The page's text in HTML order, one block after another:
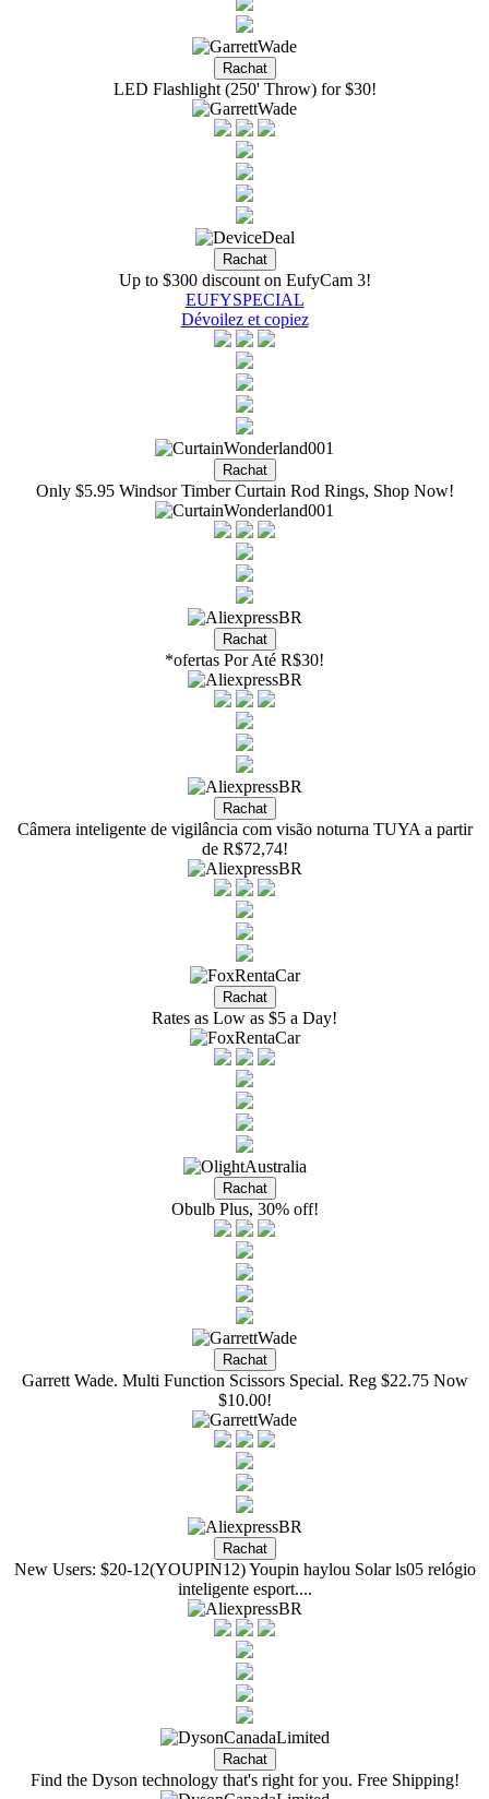
LED Flashlight (250' Throw) for $30!
Up to $300 discount on EufyCam 3!
EUFYSPECIAL
Dévoilez et copiez
Only $5.95 Windsor Timber Curtain Rod Rings, Shop Now!
*ofertas Por Até R$30!
Câmera inteligente de vigilância com visão noturna TUYA a partir
de R$72,74!
Rates as Low as $5 a Day!
Obulb Plus, 30% off!
Garrett Wade. Multi Function Scissors Special. Reg $22.75 Now
$10.00!
New Users: $20-12(YOUPIN12) Youpin haylou Solar ls05 relógio
inteligente esport....
Find the Dyson technology that's right for you. Free Shipping!